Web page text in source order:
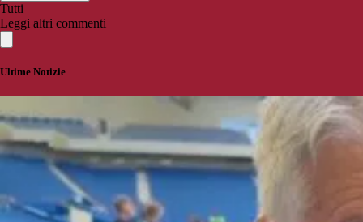
Tutti
Leggi altri commenti
Ultime Notizie